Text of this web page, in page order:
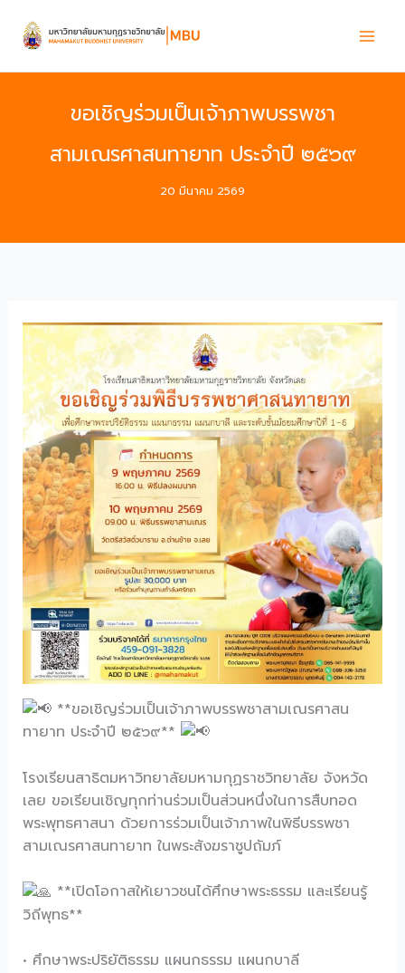
content
ขอเชิญร่วมเป็นเจ้าภาพบรรพชา
สามเณรศาสนทายาท ประจำปี ๒๕๖๙
20 มีนาคม 2569
**ขอเชิญร่วมเป็นเจ้าภาพบรรพชาสามเณรศาสน
ทายาท ประจำปี ๒๕๖๙**
โรงเรียนสาธิตมหาวิทยาลัยมหามกุฏราชวิทยาลัย จังหวัด
เลย ขอเรียนเชิญทุกท่านร่วมเป็นส่วนหนึ่งในการสืบทอด
พระพุทธศาสนา ด้วยการร่วมเป็นเจ้าภาพในพิธีบรรพชา
สามเณรศาสนทายาท ในพระสังฆราชูปถัมภ์
**เปิดโอกาสให้เยาวชนได้ศึกษาพระธรรม และเรียนรู้
วิถีพุทธ**
• ศึกษาพระปริยัติธรรม แผนกธรรม แผนกบาลี